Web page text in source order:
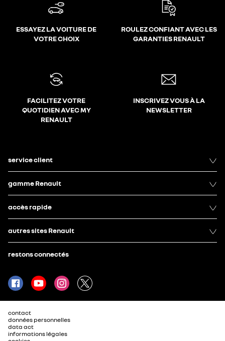
ESSAYEZ LA VOITURE DE
VOTRE CHOIX
ROULEZ CONFIANT AVEC LES
GARANTIES RENAULT
FACILITEZ VOTRE
QUOTIDIEN AVEC MY
RENAULT
INSCRIVEZ VOUS À LA
NEWSLETTER
service client
gamme Renault
accès rapide
autres sites Renault
restons connectés
contact
données personnelles
data act
informations légales